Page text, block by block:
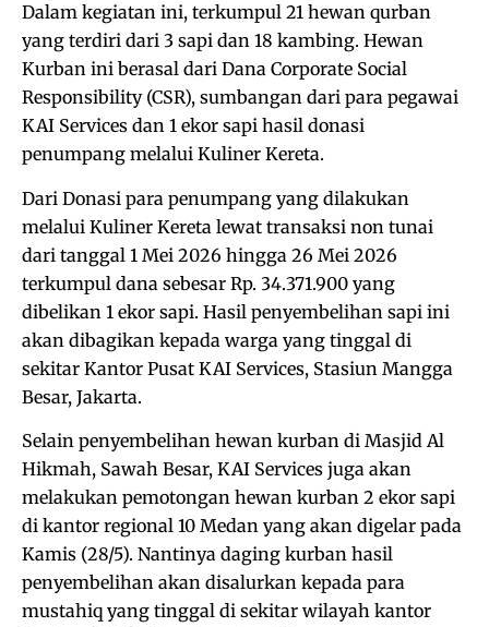
Dalam kegiatan ini, terkumpul 21 hewan qurban
yang terdiri dari 3 sapi dan 18 kambing. Hewan
Kurban ini berasal dari Dana Corporate Social
Responsibility (CSR), sumbangan dari para pegawai
KAI Services dan 1 ekor sapi hasil donasi
penumpang melalui Kuliner Kereta.
Dari Donasi para penumpang yang dilakukan
melalui Kuliner Kereta lewat transaksi non tunai
dari tanggal 1 Mei 2026 hingga 26 Mei 2026
terkumpul dana sebesar Rp. 34.371.900 yang
dibelikan 1 ekor sapi. Hasil penyembelihan sapi ini
akan dibagikan kepada warga yang tinggal di
sekitar Kantor Pusat KAI Services, Stasiun Mangga
Besar, Jakarta.
Selain penyembelihan hewan kurban di Masjid Al
Hikmah, Sawah Besar, KAI Services juga akan
melakukan pemotongan hewan kurban 2 ekor sapi
di kantor regional 10 Medan yang akan digelar pada
Kamis (28/5). Nantinya daging kurban hasil
penyembelihan akan disalurkan kepada para
mustahiq yang tinggal di sekitar wilayah kantor